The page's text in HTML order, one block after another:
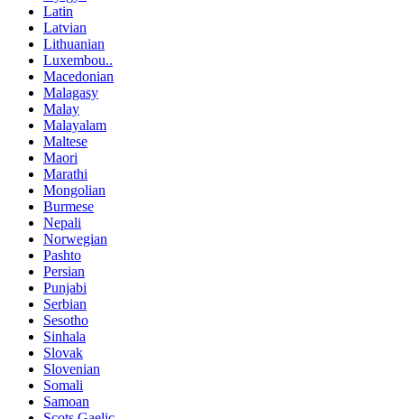
Latin
Latvian
Lithuanian
Luxembou..
Macedonian
Malagasy
Malay
Malayalam
Maltese
Maori
Marathi
Mongolian
Burmese
Nepali
Norwegian
Pashto
Persian
Punjabi
Serbian
Sesotho
Sinhala
Slovak
Slovenian
Somali
Samoan